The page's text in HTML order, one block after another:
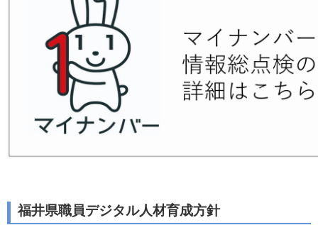
福井県職員デジタル人材育成方針